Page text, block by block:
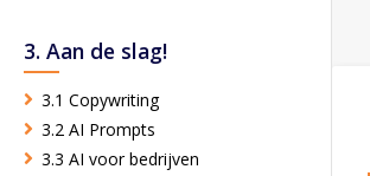
3. Aan de slag!
3.1 Copywriting
3.2 AI Prompts
3.3 AI voor bedrijven